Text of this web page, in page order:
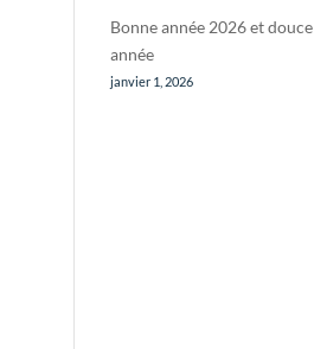
Bonne année 2026 et douce
année
janvier 1, 2026